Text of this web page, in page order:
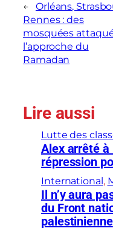
←
Orléans,
Rennes : des
mosquées
l’approche du
Ramadan
Lire aussi
Lutte des
Alex arrêté à
répression
International ,
Il n’y aura
du Front
palestinienne